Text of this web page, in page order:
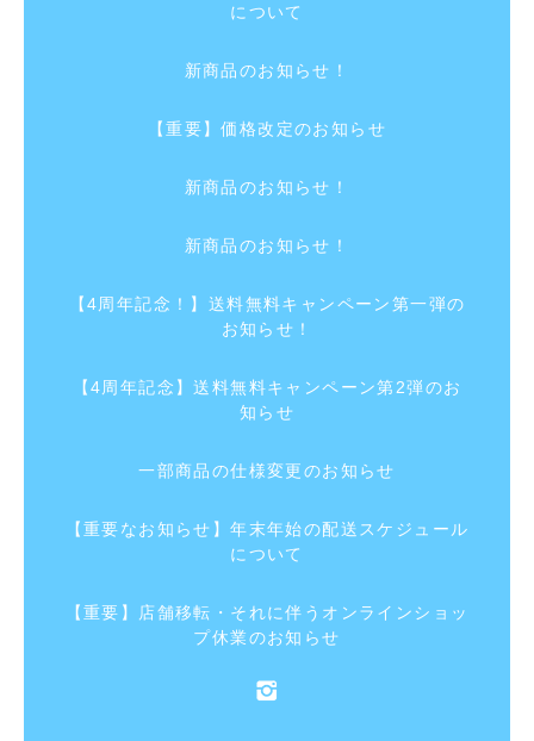
について
新商品のお知らせ！
【重要】価格改定のお知らせ
新商品のお知らせ！
新商品のお知らせ！
【4周年記念！】送料無料キャンペーン第一弾の
お知らせ！
【4周年記念】送料無料キャンペーン第2弾のお
知らせ
一部商品の仕様変更のお知らせ
【重要なお知らせ】年末年始の配送スケジュール
について
【重要】店舗移転・それに伴うオンラインショッ
プ休業のお知らせ